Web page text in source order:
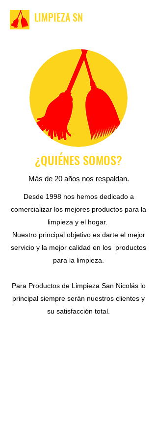
LIMPIEZA SN
¿QUIÉNES SOMOS?
Más de 20 años nos respaldan.
Desde 1998 nos hemos dedicado a
comercializar los mejores productos para la
limpieza y el hogar.
Nuestro principal objetivo es darte el mejor
servicio y la mejor calidad en los productos
para la limpieza.
Para Productos de Limpieza San Nicolás lo
principal siempre serán nuestros clientes y
su satisfacción total.